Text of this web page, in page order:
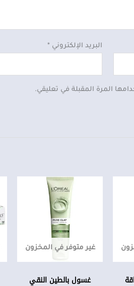
البريد الإلكتروني *
المرة المقبلة في تعليقي.
غير متوفر في المخزون
غسول بالطين النقي